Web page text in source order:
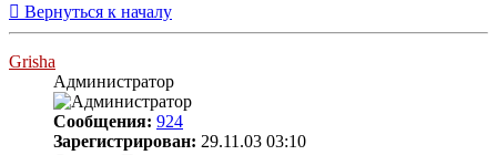
Вернуться к началу
Grisha
Администратор
Сообщения: 924
Зарегистрирован: 29.11.03 03:10